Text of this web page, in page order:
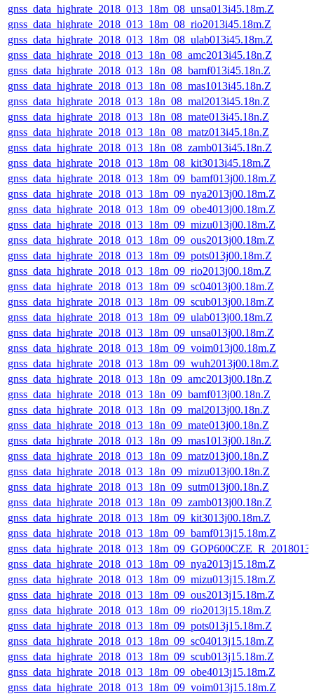
gnss_data_highrate_2018_013_18m_08_unsa013i45.18m.Z
gnss_data_highrate_2018_013_18m_08_rio2013i45.18m.Z
gnss_data_highrate_2018_013_18m_08_ulab013i45.18m.Z
gnss_data_highrate_2018_013_18n_08_amc2013i45.18n.Z
gnss_data_highrate_2018_013_18n_08_bamf013i45.18n.Z
gnss_data_highrate_2018_013_18n_08_mas1013i45.18n.Z
gnss_data_highrate_2018_013_18n_08_mal2013i45.18n.Z
gnss_data_highrate_2018_013_18n_08_mate013i45.18n.Z
gnss_data_highrate_2018_013_18n_08_matz013i45.18n.Z
gnss_data_highrate_2018_013_18n_08_zamb013i45.18n.Z
gnss_data_highrate_2018_013_18m_08_kit3013i45.18m.Z
gnss_data_highrate_2018_013_18m_09_bamf013j00.18m.Z
gnss_data_highrate_2018_013_18m_09_nya2013j00.18m.Z
gnss_data_highrate_2018_013_18m_09_obe4013j00.18m.Z
gnss_data_highrate_2018_013_18m_09_mizu013j00.18m.Z
gnss_data_highrate_2018_013_18m_09_ous2013j00.18m.Z
gnss_data_highrate_2018_013_18m_09_pots013j00.18m.Z
gnss_data_highrate_2018_013_18m_09_rio2013j00.18m.Z
gnss_data_highrate_2018_013_18m_09_sc04013j00.18m.Z
gnss_data_highrate_2018_013_18m_09_scub013j00.18m.Z
gnss_data_highrate_2018_013_18m_09_ulab013j00.18m.Z
gnss_data_highrate_2018_013_18m_09_unsa013j00.18m.Z
gnss_data_highrate_2018_013_18m_09_voim013j00.18m.Z
gnss_data_highrate_2018_013_18m_09_wuh2013j00.18m.Z
gnss_data_highrate_2018_013_18n_09_amc2013j00.18n.Z
gnss_data_highrate_2018_013_18n_09_bamf013j00.18n.Z
gnss_data_highrate_2018_013_18n_09_mal2013j00.18n.Z
gnss_data_highrate_2018_013_18n_09_mate013j00.18n.Z
gnss_data_highrate_2018_013_18n_09_mas1013j00.18n.Z
gnss_data_highrate_2018_013_18n_09_matz013j00.18n.Z
gnss_data_highrate_2018_013_18n_09_mizu013j00.18n.Z
gnss_data_highrate_2018_013_18n_09_sutm013j00.18n.Z
gnss_data_highrate_2018_013_18n_09_zamb013j00.18n.Z
gnss_data_highrate_2018_013_18m_09_kit3013j00.18m.Z
gnss_data_highrate_2018_013_18m_09_bamf013j15.18m.Z
gnss_data_highrate_2018_013_18m_09_nya2013j15.18m.Z
gnss_data_highrate_2018_013_18m_09_mizu013j15.18m.Z
gnss_data_highrate_2018_013_18m_09_ous2013j15.18m.Z
gnss_data_highrate_2018_013_18m_09_rio2013j15.18m.Z
gnss_data_highrate_2018_013_18m_09_pots013j15.18m.Z
gnss_data_highrate_2018_013_18m_09_sc04013j15.18m.Z
gnss_data_highrate_2018_013_18m_09_scub013j15.18m.Z
gnss_data_highrate_2018_013_18m_09_obe4013j15.18m.Z
gnss_data_highrate_2018_013_18m_09_voim013j15.18m.Z